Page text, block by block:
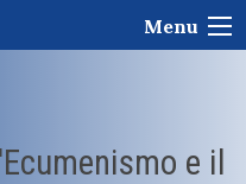
Menu
e il